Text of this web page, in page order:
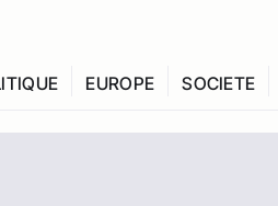
EUROPE SOCIETE